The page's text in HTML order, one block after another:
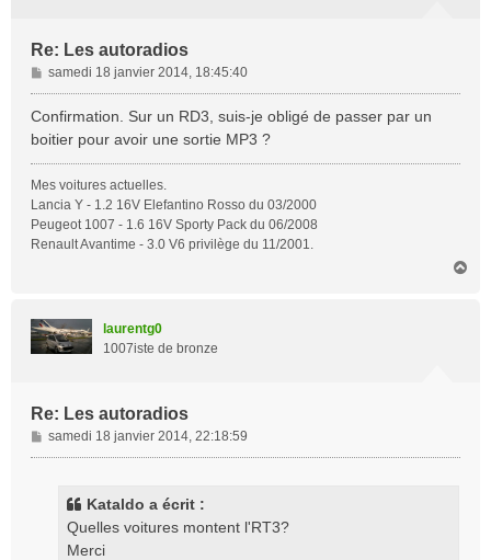
Re: Les autoradios
M
e
s
s
a
g
e
samedi 18 janvier 2014, 18:45:40
Confirmation. Sur un RD3, suis-je obligé de passer par un
boitier pour avoir une sortie MP3 ?
Mes voitures actuelles.
Lancia Y - 1.2 16V Elefantino Rosso du 03/2000
Peugeot 1007 - 1.6 16V Sporty Pack du 06/2008
Renault Avantime - 3.0 V6 privilège du 11/2001.
laurentg0
1007iste de bronze
Re: Les autoradios
M
e
samedi 18 janvier 2014, 22:18:59
Kataldo a écrit :
Quelles voitures montent l'RT3?
Merci